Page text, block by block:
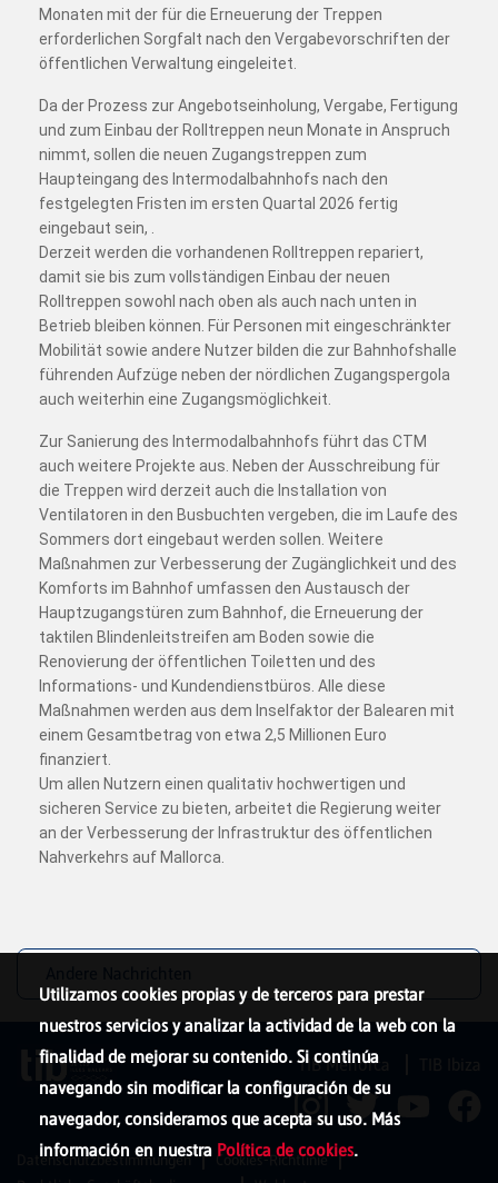
Monaten mit der für die Erneuerung der Treppen
erforderlichen Sorgfalt nach den Vergabevorschriften der
öffentlichen Verwaltung eingeleitet.
Da der Prozess zur Angebotseinholung, Vergabe, Fertigung
und zum Einbau der Rolltreppen neun Monate in Anspruch
nimmt, sollen die neuen Zugangstreppen zum
Haupteingang des Intermodalbahnhofs nach den
festgelegten Fristen im ersten Quartal 2026 fertig
eingebaut sein, .
Derzeit werden die vorhandenen Rolltreppen repariert,
damit sie bis zum vollständigen Einbau der neuen
Rolltreppen sowohl nach oben als auch nach unten in
Betrieb bleiben können. Für Personen mit eingeschränkter
Mobilität sowie andere Nutzer bilden die zur Bahnhofshalle
führenden Aufzüge neben der nördlichen Zugangspergola
auch weiterhin eine Zugangsmöglichkeit.
Zur Sanierung des Intermodalbahnhofs führt das CTM
auch weitere Projekte aus. Neben der Ausschreibung für
die Treppen wird derzeit auch die Installation von
Ventilatoren in den Busbuchten vergeben, die im Laufe des
Sommers dort eingebaut werden sollen. Weitere
Maßnahmen zur Verbesserung der Zugänglichkeit und des
Komforts im Bahnhof umfassen den Austausch der
Hauptzugangstüren zum Bahnhof, die Erneuerung der
taktilen Blindenleitstreifen am Boden sowie die
Renovierung der öffentlichen Toiletten und des
Informations- und Kundendienstbüros. Alle diese
Maßnahmen werden aus dem Inselfaktor der Balearen mit
einem Gesamtbetrag von etwa 2,5 Millionen Euro
finanziert.
Um allen Nutzern einen qualitativ hochwertigen und
sicheren Service zu bieten, arbeitet die Regierung weiter
an der Verbesserung der Infrastruktur des öffentlichen
Nahverkehrs auf Mallorca.
Utilizamos cookies propias y de terceros para prestar
nuestros servicios y analizar la actividad de la web con la
finalidad de mejorar su contenido. Si continúa
navegando sin modificar la configuración de su
navegador, consideramos que acepta su uso. Más
información en nuestra Política de cookies.
TIB Menorca
Datenschutzbestimmungen
Cookies-Richtlinie